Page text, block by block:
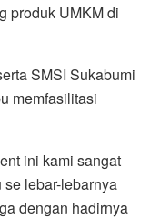
produk UMKM di
SMSI Sukabumi
memfasilitasi
ini kami sangat
se lebar-lebarnya
dengan hadirnya